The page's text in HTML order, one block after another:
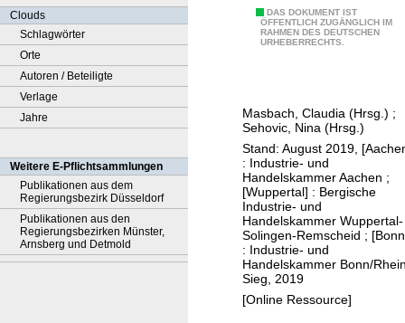
Clouds
Schlagwörter
Orte
Autoren / Beteiligte
Verlage
Jahre
Weitere E-Pflichtsammlungen
Publikationen aus dem
Regierungsbezirk Düsseldorf
Publikationen aus den
Regierungsbezirken Münster,
Arnsberg und Detmold
DAS DOKUMENT IST
ÖFFENTLICH ZUGÄNGLICH IM
RAHMEN DES DEUTSCHEN
URHEBERRECHTS.
n
d
i
s
c
h
e
U
n
t
Masbach, Claudia (Hrsg.) ;
Sehovic, Nina (Hrsg.)
Stand: August 2019,
: Industrie- und
Handelskammer Aachen ;
[Wuppertal] : Bergische
Industrie- und
Handelskammer Wuppertal-
Solingen-Remscheid ;
: Industrie- und
Handelskammer Bonn/
Sieg, 2019
[Online Ressource]